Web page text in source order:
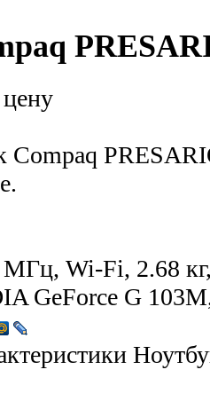
Compaq
МГц, Wi-Fi, 2.68
GeForce G